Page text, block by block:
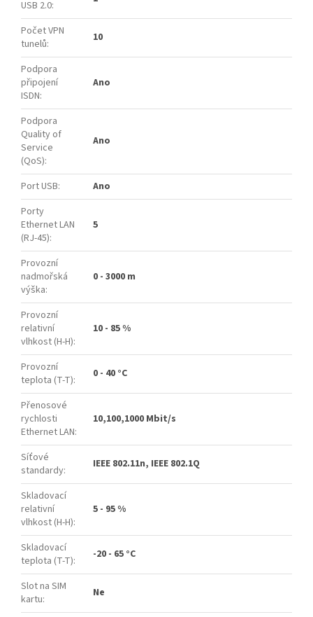
USB 2.0:
Počet VPN
tunelů: 10
Podpora
připojení
ISDN:
Ano
Podpora
Quality of
Service
(QoS):
Ano
Port USB:
Ano
Porty
Ethernet LAN
(RJ-45):
5
Provozní
nadmořská
výška:
0 - 3000 m
Provozní
relativní
vlhkost (H-H):
10 - 85 %
Provozní
teplota (T-T): 0 - 40 °C
Přenosové
rychlosti
Ethernet LAN:
10,100,1000 Mbit/s
Síťové
standardy: IEEE 802.11n, IEEE 802.1Q
Skladovací
relativní
vlhkost (H-H):
5 - 95 %
Skladovací
teplota (T-T): -20 - 65 °C
Slot na SIM
kartu: Ne